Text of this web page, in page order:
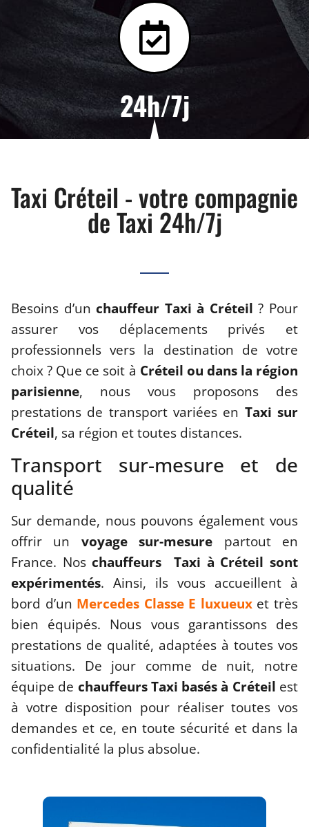
24h/7j
Taxi Créteil - votre compagnie
de Taxi 24h/7j
Besoins d’unchauffeur Taxi à Créteil? Pour
assurer vos déplacements privés et
professionnels vers la destination de votre
choix ? Que ce soit à Créteil ou dans la région
parisienne, nous vous proposons des
prestations de transport variées en Taxi sur
Créteil, sa région et toutes distances.
Transport sur-mesure et de
qualité
Sur demande, nous pouvons également vous
offrir un voyage sur-mesure partout en
France. Noschauffeurs Taxi à Créteil sont
expérimentés. Ainsi, ils vous accueillent à
bord d’un Mercedes Classe E luxueuxet très
bien équipés. Nous vous garantissons des
prestations de qualité, adaptées à toutes vos
situations. De jour comme de nuit, notre
équipe de chauffeurs Taxi basés à Créteil est
à votre disposition pour réaliser toutes vos
demandes et ce, en toute sécurité et dans la
confidentialité la plus absolue.